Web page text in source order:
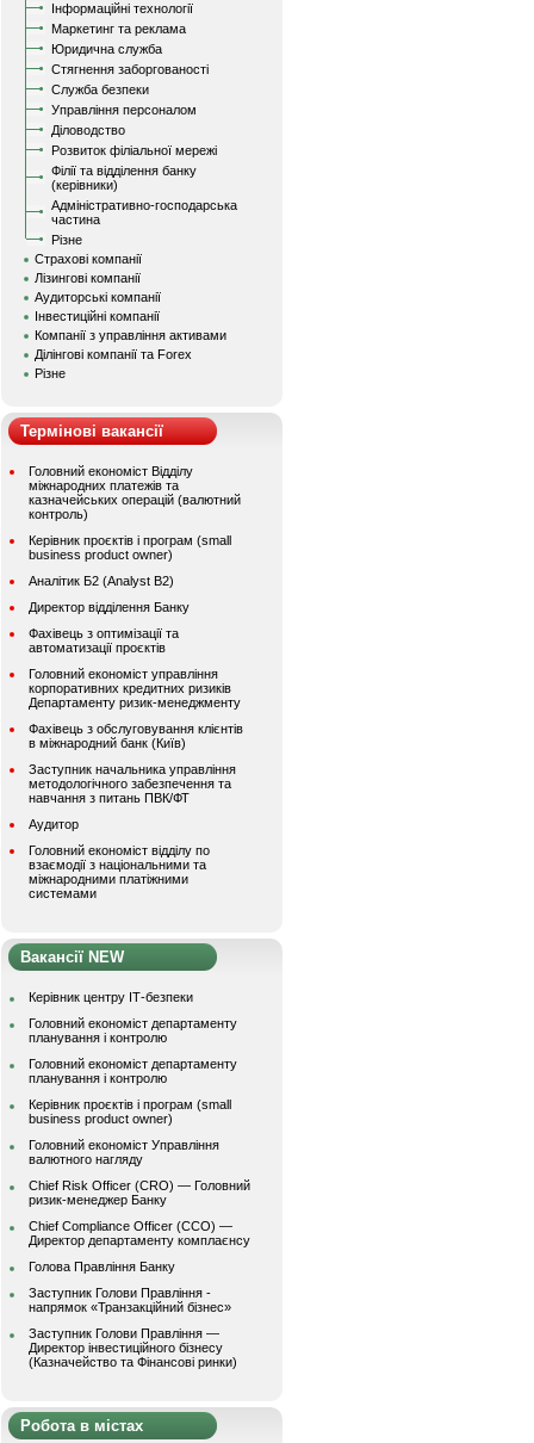
Інформаційні технології
Маркетинг та реклама
Юридична служба
Стягнення заборгованості
Служба безпеки
Управління персоналом
Діловодство
Розвиток філіальної мережі
Філії та відділення банку
(керівники)
Адміністративно-господарська
частина
Різне
Страхові компанії
Лізингові компанії
Аудиторські компанії
Інвестиційні компанії
Компанії з управління активами
Ділінгові компанії та Forex
Різне
Термінові вакансії
Головний економіст Відділу
міжнародних платежів та
казначейських операцій (валютний
контроль)
Керівник проєктів і програм (small
business product owner)
Аналітик Б2 (Analyst B2)
Директор відділення Банку
Фахівець з оптимізації та
автоматизації проєктів
Головний економіст управління
корпоративних кредитних ризиків
Департаменту ризик-менеджменту
Фахівець з обслуговування клієнтів
в міжнародний банк (Київ)
Заступник начальника управління
методологічного забезпечення та
навчання з питань ПВК/ФТ
Аудитор
Головний економіст відділу по
взаємодії з національними та
міжнародними платіжними
системами
Вакансії NEW
Керівник центру ІТ-безпеки
Головний економіст департаменту
планування і контролю
Головний економіст департаменту
планування і контролю
Керівник проєктів і програм (small
business product owner)
Головний економіст Управління
валютного нагляду
Chief Risk Officer (CRO) — Головний
ризик-менеджер Банку
Chief Compliance Officer (CCO) —
Директор департаменту комплаєнсу
Голова Правління Банку
Заступник Голови Правління -
напрямок «Транзакційний бізнес»
Заступник Голови Правління —
Директор інвестиційного бізнесу
(Казначейство та Фінансові ринки)
Робота в містах